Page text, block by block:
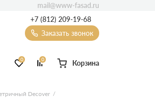
+7 (812) 209-19-68
Заказать звонок
сайдинг
0 0 Корзина
mail@www-fasad.ru
Decover